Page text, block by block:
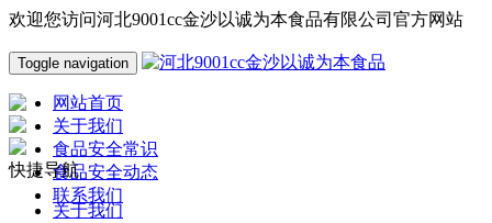
欢迎您访问河北9001cc金沙以诚为本食品有限公司官方网站
Toggle navigation
网站首页
关于我们
食品安全常识
食品安全动态
联系我们
快捷导航
关于我们